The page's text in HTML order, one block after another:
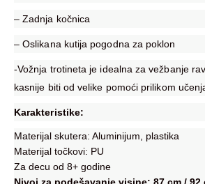
– Zadnja kočnica
– Oslikana kutija pogodna za poklon
-Vožnja trotineta je idealna za vežbanje
kasnije biti od velike pomoći prilikom
Karakteristike:
Materijal skutera: Aluminijum, plastika
Materijal točkovi: PU
Za decu od 8+ godine
Nivoi za podešavanje visine: 87 cm / 92